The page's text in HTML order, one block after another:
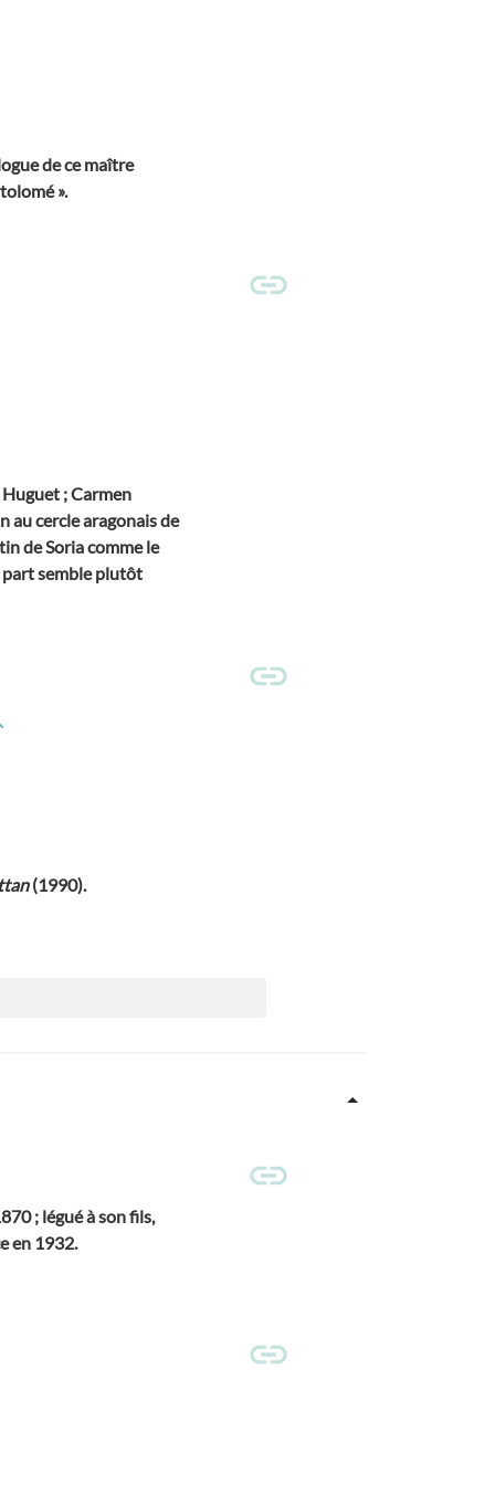
de ce maître
».
; Carmen
au cercle aragonais de
de Soria comme le
part semble plutôt
(1990).
; légué à son fils,
en 1932.